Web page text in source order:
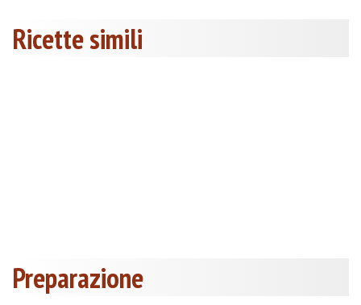
Ricette simili
Preparazione